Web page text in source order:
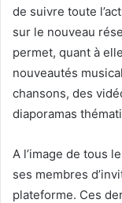
de suivre toute
sur le nouveau
permet, quant à
nouveautés
chansons, des
diaporamas
A l’image de tous
ses membres
plateforme. Ces